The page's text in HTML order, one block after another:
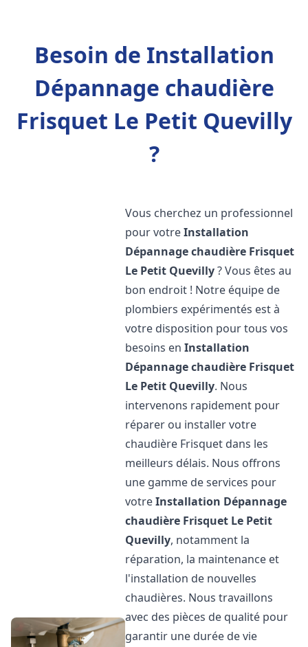
Besoin de Installation
Dépannage chaudière
Frisquet Le Petit Quevilly
?
Vous cherchez un professionnel
pour votreInstallation
Dépannage chaudière Frisquet
Le Petit Quevilly? Vous êtes au
bon endroit ! Notre équipe de
plombiers expérimentés est à
votre disposition pour tous vos
besoins enInstallation
Dépannage chaudière Frisquet
Le Petit Quevilly. Nous
intervenons rapidement pour
réparer ou installer votre
chaudière Frisquet dans les
meilleurs délais. Nous offrons
une gamme de services pour
votreInstallation Dépannage
chaudière Frisquet Le Petit
Quevilly, notamment la
réparation, la maintenance et
l'installation de nouvelles
chaudières. Nous travaillons
avec des pièces de qualité pour
garantir une durée de vie